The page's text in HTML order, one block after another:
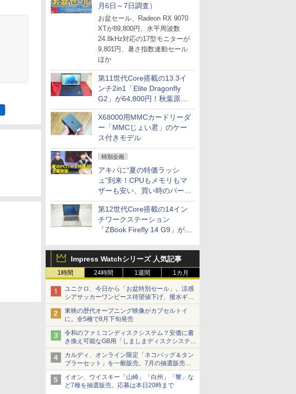
月6日～7日調査）
お盆セール、Radeon RX 9070
XTが89,800円、水平周波数
24.8kHz対応の17型モニターが
9,801円、暑さ指数連動セール
ほか
第11世代Core搭載の13.3イ
ンチ2in1「Elite Dragonfly
G2」が64,800円！秋葉原で
中古PCセール
X68000用MMCカードリーダ
ー「MMCじょい君」のケー
ス付きモデル
特別企画
アキバに“夏の特価ラッシ
ュ”到来！CPUもメモリもマ
ザーも安い、買い時のパーツ
は？【8月7日(金)22時配信】
第12世代Core搭載の14イン
チワークステーション
「ZBook Firefly 14 G9」が
セール
Impress Watchシリーズ 人気記事
1時間 24時間 1週間 1カ月
ユニクロ、今日から「お盆特別セール」。涼感
シアサッカーワンピース待望値下げ、撥水ギア
ショーツは1990円に
東映の歴代オープニング映像がカプセルトイ
に。全5種で8月下旬発売
令和のファミコンディスクシステム？安価に書
き換え可能なGB用「しましまディスクシステ
ム」
カルディ、オンライン限定「ネコバッグ＆タン
ブラーセット」を一般販売。7月の抽選販売の
当選無効分
イオン、ウイスキー「山崎」「白州」「響」な
ど7種を抽選販売。応募は本日20時まで